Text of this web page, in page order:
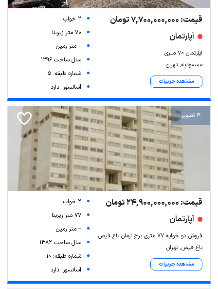
قیمت: 7,700,000,000 تومان
آپارتمان
اپارتمان ۷۰ متری
مسعودیه, تهران
مشاهده جزییات
2 خواب
70 متر زیربنا
-- متر زمین
سال ساخت 1396
شماره طبقه: 5
آسانسور: دارد
4 تصویر
قیمت: 24,900,000,000 تومان
آپارتمان
فروش دو خوابه ۷۷ متری برج ارمان باغ فیض
باغ فیض, تهران
مشاهده جزییات
2 خواب
77 متر زیربنا
-- متر زمین
سال ساخت 1382
شماره طبقه: 10
آسانسور: دارد